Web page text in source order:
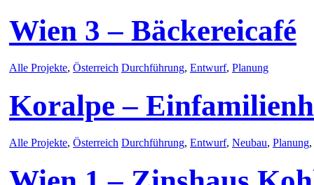
Wien 3 – Bäckereicafé
Alle Projekte, Österreich Durchführung, Entwurf, Planung
Koralpe –
Alle Projekte, Österreich Durchführung, Entwurf, Neubau, Planung,